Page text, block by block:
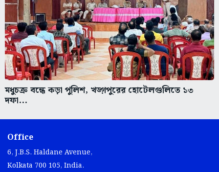
মধুচক্র বন্ধে কড়া পুলিশ, খড়্গপুরের হোটেলগুলিতে ১৩
দফা...
Office
6, J.B.S. Haldane Avenue,
Kolkata 700 105, India.